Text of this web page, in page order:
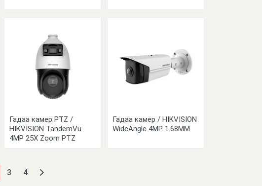
Гадаа камер PTZ /
HIKVISION TandemVu
4MP 25X Zoom PTZ
Гадаа камер / HIKVISION
WideAngle 4MP 1.68MM
3 4